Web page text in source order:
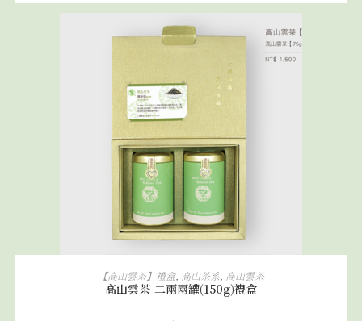
加入購物車
【高山雲茶】禮盒, 高山茶系 高山雲茶
高山雲茶-二兩兩罐(150g)禮盒